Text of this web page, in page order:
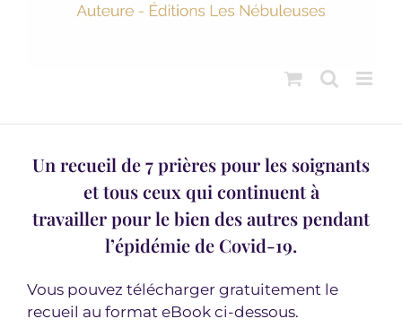
Un recueil de 7 prières pour les soignants
et tous ceux qui continuent à
travailler pour le bien des autres pendant
l’épidémie de Covid-19.
Vous pouvez télécharger gratuitement le
recueil au format eBook ci-dessous.